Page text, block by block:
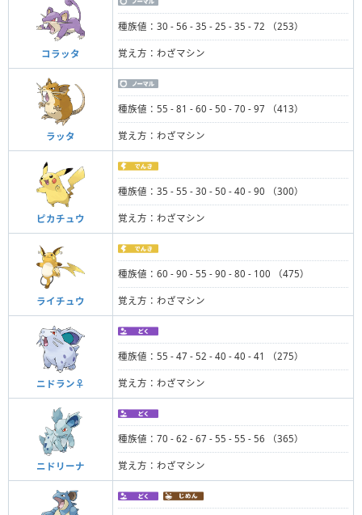
コラッタ
種族値：30 - 56 - 35 - 25 - 35 - 72 （253）
覚え方：わざマシン
ラッタ
種族値：55 - 81 - 60 - 50 - 70 - 97 （413）
覚え方：わざマシン
ピカチュウ
種族値：35 - 55 - 30 - 50 - 40 - 90 （300）
覚え方：わざマシン
ライチュウ
種族値：60 - 90 - 55 - 90 - 80 - 100 （475）
覚え方：わざマシン
ニドラン♀
種族値：55 - 47 - 52 - 40 - 40 - 41 （275）
覚え方：わざマシン
ニドリーナ
種族値：70 - 62 - 67 - 55 - 55 - 56 （365）
覚え方：わざマシン